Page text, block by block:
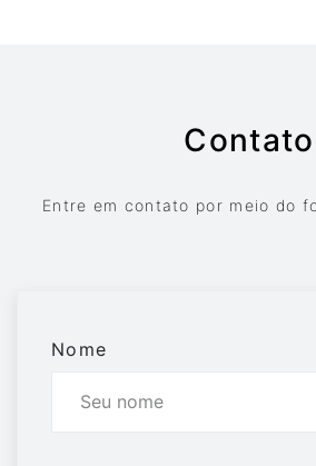
Contato
Entre em contato por meio do
Nome